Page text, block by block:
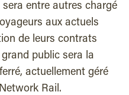
entre autres chargé
aux actuels
de leurs contrats
public sera la
actuellement géré
Rail.